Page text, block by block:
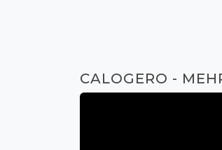
CALOGERO -